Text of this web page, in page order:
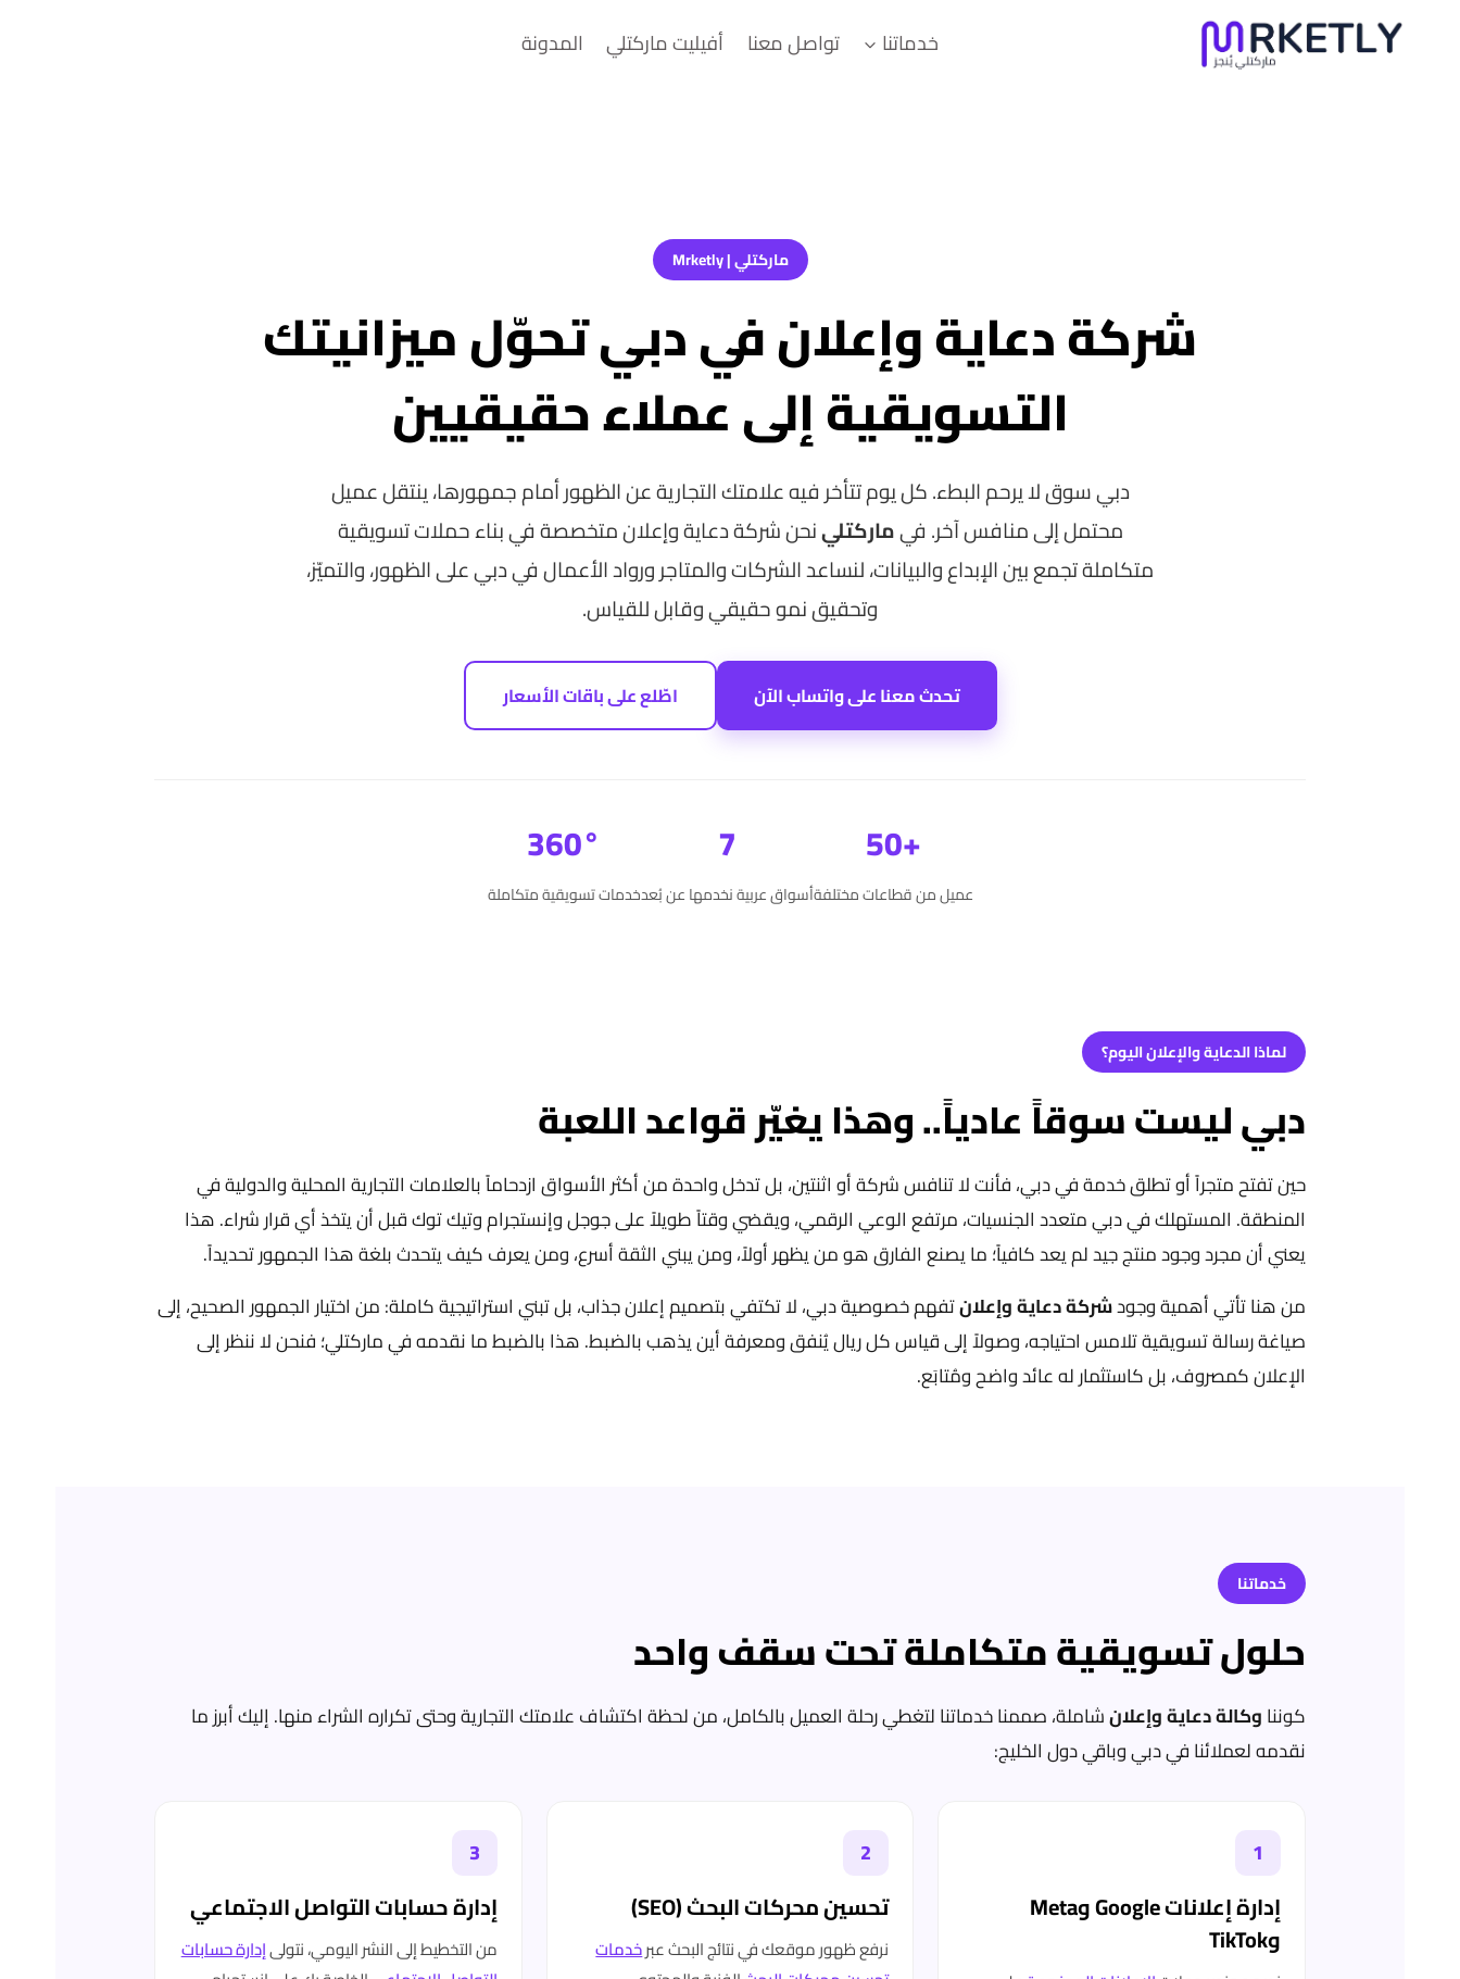
خدماتنا تواصل معنا أفيليت ماركتلي المدونة
ماركتلي | Mrketly
شركة دعاية وإعلان في دبي تحوّل ميزانيتك
التسويقية إلى عملاء حقيقيين
دبي سوق لا يرحم البطء. كل يوم تتأخر فيه علامتك التجارية عن الظهور أمام جمهورها، ينتقل عميل
محتمل إلى منافس آخر. فيماركتلينحن شركة دعاية وإعلان متخصصة في بناء حملات تسويقية
متكاملة تجمع بين الإبداع والبيانات، لنساعد الشركات والمتاجر ورواد الأعمال في دبي على الظهور، والتميّز،
وتحقيق نمو حقيقي وقابل للقياس.
تحدث معنا على واتساب الآن اطّلع على باقات الأسعار
+50
عميل من قطاعات مختلفة
7
أسواق عربية نخدمها عن بُعد
360°
خدمات تسويقية متكاملة
لماذا الدعاية والإعلان اليوم؟
دبي ليست سوقاً عادياً.. وهذا يغيّر قواعد اللعبة
حين تفتح متجراً أو تطلق خدمة في دبي، فأنت لا تنافس شركة أو اثنتين، بل تدخل واحدة من أكثر الأسواق ازدحاماً بالعلامات التجارية المحلية والدولية في
المنطقة. المستهلك في دبي متعدد الجنسيات، مرتفع الوعي الرقمي، ويقضي وقتاً طويلاً على جوجل وإنستجرام وتيك توك قبل أن يتخذ أي قرار شراء. هذا
يعني أن مجرد وجود منتج جيد لم يعد كافياً؛ ما يصنع الفارق هو من يظهر أولاً، ومن يبني الثقة أسرع، ومن يعرف كيف يتحدث بلغة هذا الجمهور تحديداً.
من هنا تأتي أهمية وجودشركة دعاية وإعلانتفهم خصوصية دبي، لا تكتفي بتصميم إعلان جذاب، بل تبني استراتيجية كاملة: من اختيار الجمهور الصحيح، إلى
صياغة رسالة تسويقية تلامس احتياجه، وصولاً إلى قياس كل ريال يُنفق ومعرفة أين يذهب بالضبط. هذا بالضبط ما نقدمه في ماركتلي؛ فنحن لا ننظر إلى
الإعلان كمصروف، بل كاستثمار له عائد واضح ومُتابَع.
خدماتنا
حلول تسويقية متكاملة تحت سقف واحد
كونناوكالة دعاية وإعلانشاملة، صممنا خدماتنا لتغطي رحلة العميل بالكامل، من لحظة اكتشاف علامتك التجارية وحتى تكراره الشراء منها. إليك أبرز ما
نقدمه لعملائنا في دبي وباقي دول الخليج:
1
إدارة إعلانات Google وMeta
وTikTok
2
تحسين محركات البحث (SEO)
نرفع ظهور موقعك في نتائج البحث عبرخدمات
3
إدارة حسابات التواصل الاجتماعي
من التخطيط إلى النشر اليومي، نتولىإدارة حسابات